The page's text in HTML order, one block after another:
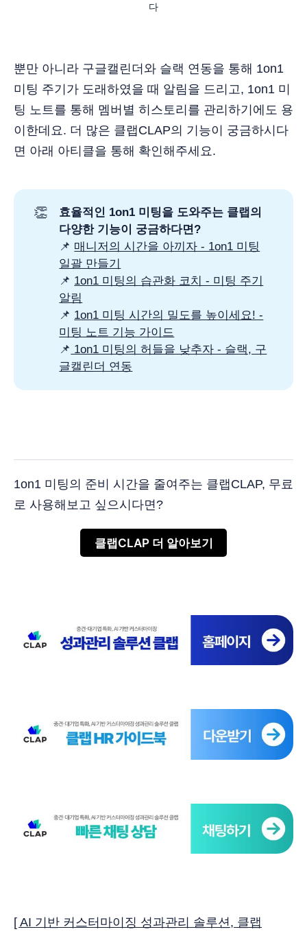
다
뿐만 아니라 구글캘린더와 슬랙 연동을 통해 1on1
미팅 주기가 도래하였을 때 알림을 드리고, 1on1 미
팅 노트를 통해 멤버별 히스토리를 관리하기에도 용
이한데요. 더 많은 클랩CLAP의 기능이 궁금하시다
면 아래 아티클을 통해 확인해주세요.
👏
효율적인 1on1 미팅을 도와주는 클랩의
다양한 기능이 궁금하다면?
📌 매니저의 시간을 아끼자 - 1on1 미팅
일괄 만들기
📌 1on1 미팅의 습관화 코치 - 미팅 주기
알림
📌 1on1 미팅 시간의 밀도를 높이세요! -
미팅 노트 기능 가이드
📌 1on1 미팅의 허들을 낮추자 - 슬랙, 구
글캘린더 연동
1on1 미팅의 준비 시간을 줄여주는 클랩CLAP, 무료
로 사용해보고 싶으시다면?
클랩CLAP 더 알아보기
[ AI 기반 커스터마이징 성과관리 솔루션, 클랩